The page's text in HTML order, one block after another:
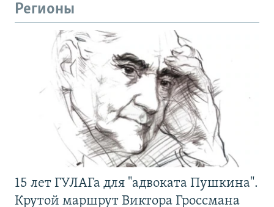
Регионы
15 лет ГУЛАГа для "адвоката Пушкина".
Крутой маршрут Виктора Гроссмана